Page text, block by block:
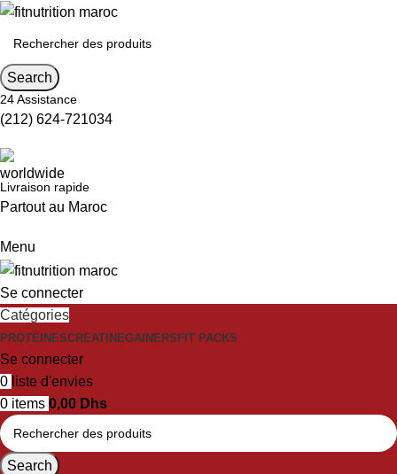
Search
24 Assistance
(212) 624-721034
Livraison rapide
Partout au Maroc
Menu
Se connecter
Catégories
PROTÈINESCREATINEGAINERSFIT PACKS
Se connecter
0 liste d'envies
0 items 0,00 Dhs
Search